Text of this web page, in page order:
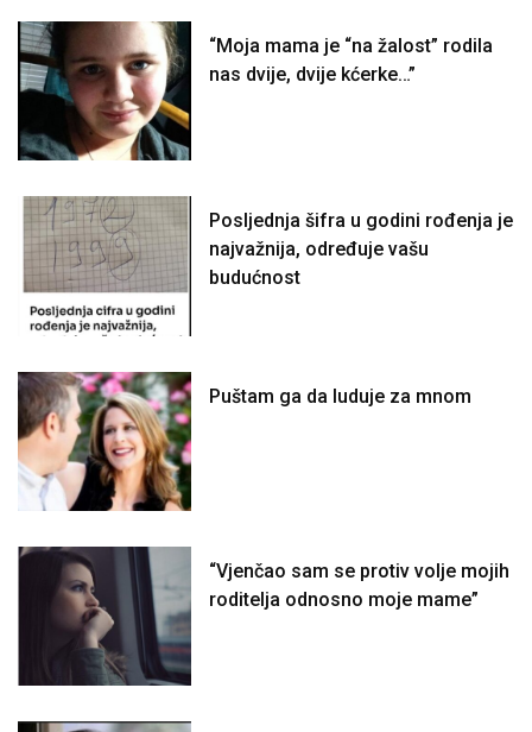
“Moja mama je “na žalost” rodila
nas dvije, dvije kćerke…”
Posljednja šifra u godini rođenja je
najvažnija, određuje vašu
budućnost
Puštam ga da luduje za mnom
“Vjenčao sam se protiv volje mojih
roditelja odnosno moje mame”